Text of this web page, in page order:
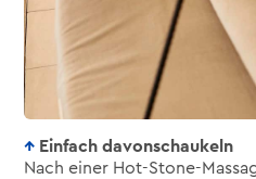
Einfach davonschaukeln
Nach einer Hot-Stone-